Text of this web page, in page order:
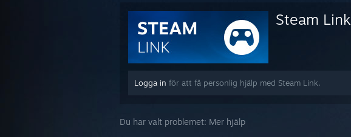
Steam Link
Logga in för att få personlig hjälp med Steam Link.
Du har valt problemet: Mer hjälp